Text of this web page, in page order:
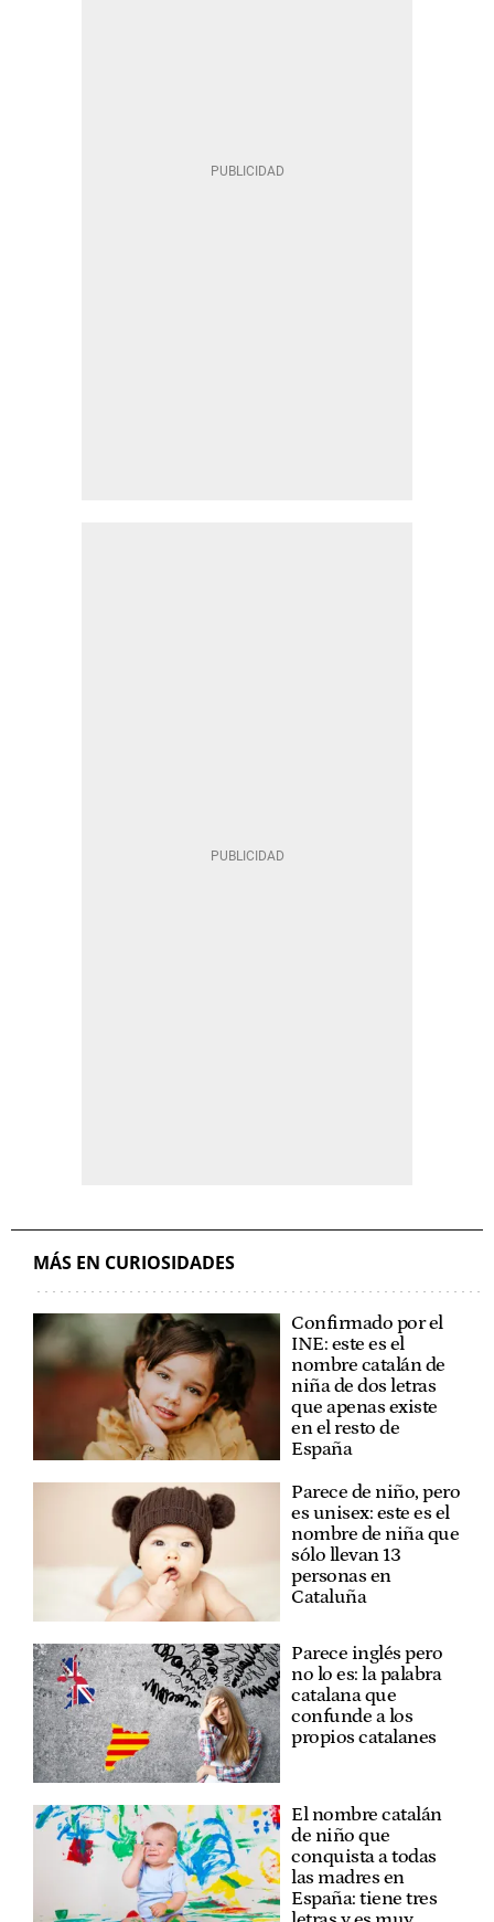
MÁS EN CURIOSIDADES
Confirmado por el
INE: este es el
nombre catalán de
niña de dos letras
que apenas existe
en el resto de
España
Parece de niño, pero
es unisex: este es el
nombre de niña que
sólo llevan 13
personas en
Cataluña
Parece inglés pero
no lo es: la palabra
catalana que
confunde a los
propios catalanes
El nombre catalán
de niño que
conquista a todas
las madres en
España: tiene tres